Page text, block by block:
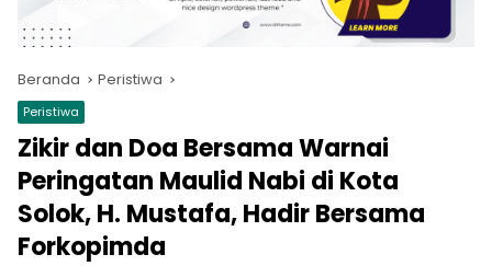
Beranda Peristiwa
Peristiwa
Zikir dan Doa Bersama Warnai
Peringatan Maulid Nabi di Kota
Solok, H. Mustafa, Hadir Bersama
Forkopimda